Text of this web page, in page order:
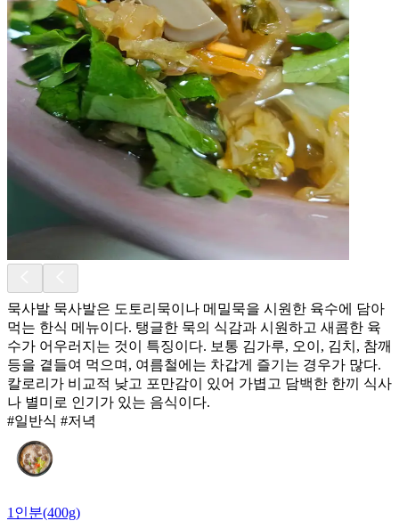
묵사발 묵사발은 도토리묵이나 메밀묵을 시원한 육수에 담아
먹는 한식 메뉴이다. 탱글한 묵의 식감과 시원하고 새콤한 육
수가 어우러지는 것이 특징이다. 보통 김가루, 오이, 김치, 참깨
등을 곁들여 먹으며, 여름철에는 차갑게 즐기는 경우가 많다.
칼로리가 비교적 낮고 포만감이 있어 가볍고 담백한 한끼 식사
나 별미로 인기가 있는 음식이다.
#일반식 #저녁
1인분(400g)